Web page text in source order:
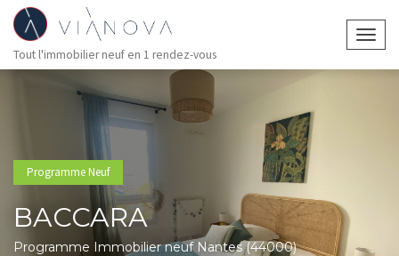
Tout l'immobilier neuf en 1 rendez-vous
Programme Neuf
BACCARA
Programme Immobilier neuf Nantes (44000)